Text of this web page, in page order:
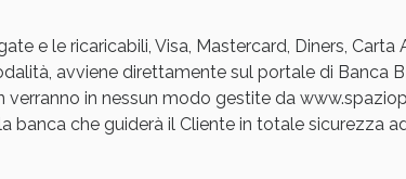
e le ricaricabili, Visa, Mastercard, Diners, Carta
avviene direttamente sul portale di Banca
in nessun modo gestite da
che guiderà il Cliente in totale sicurezza